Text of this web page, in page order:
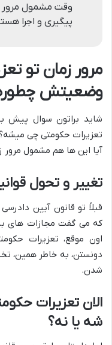
وقت مشمول
پیگیری و اجرا
مرور زمان تو
وضعیتش
شاید براتون سوال پیش
تعزیرات حکومتی چی
آیا این ها هم مشمول مرور
تغییر و تحول
که می گفت مجازات های
اون موقع، تعزیرات
دونستن، به خاطر همین،
شدن.
الان تعزیرات
شه یا نه؟